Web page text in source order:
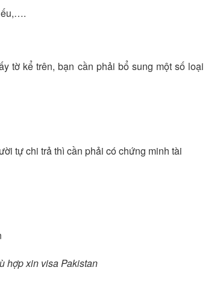
tờ kể trên, bạn cần phải bổ sung một số loại
tự chi trả thì cần phải có chứng minh tài
hợp xin visa Pakistan